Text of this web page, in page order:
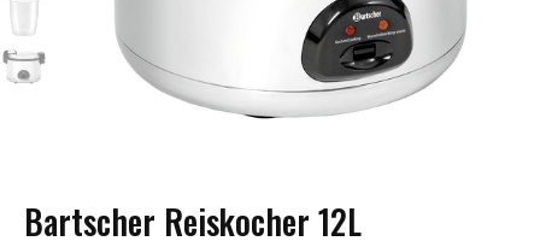
Bartscher Reiskocher 12L